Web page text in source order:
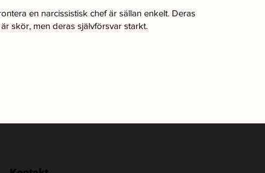
en narcissistisk chef är sällan enkelt. Deras
skör, men deras självförsvar starkt.